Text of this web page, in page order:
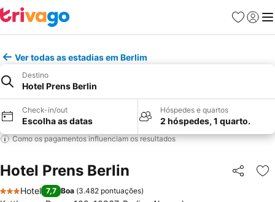
Favoritos
Iniciar
Ver todas as estadias em Berlim
Destino
Hotel Prens Berlin
Check-in/out
Escolha as datas
Hóspedes e quartos
2 hóspedes, 1 quarto.
Como os pagamentos influenciam os resultados
Hotel Prens Berlin Partilhar
3 Estrelas
Hotel 7,7 Boa (3.482 pontuações)